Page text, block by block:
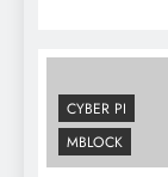
CYBER PI
MBLOCK